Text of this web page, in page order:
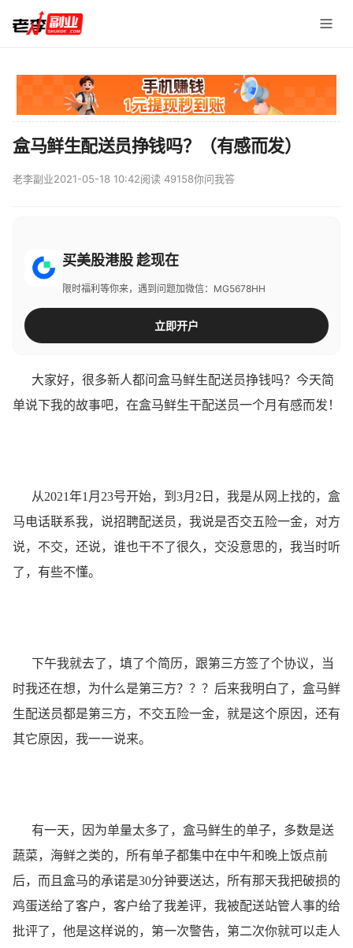
盒马鲜生配送员挣钱吗？（有感而发）
老李副业2021-05-18 10:42阅读 49158你问我答
买美股港股 趁现在
限时福利等你来，遇到问题加微信：MG5678HH
立即开户
大家好，很多新人都问盒马鲜生配送员挣钱吗？今天简
单说下我的故事吧，在盒马鲜生干配送员一个月有感而发！
从2021年1月23号开始，到3月2日，我是从网上找的，盒
马电话联系我，说招聘配送员，我说是否交五险一金，对方
说，不交，还说，谁也干不了很久，交没意思的，我当时听
了，有些不懂。
下午我就去了，填了个简历，跟第三方签了个协议，当
时我还在想，为什么是第三方？？？后来我明白了，盒马鲜
生配送员都是第三方，不交五险一金，就是这个原因，还有
其它原因，我一一说来。
有一天，因为单量太多了，盒马鲜生的单子，多数是送
蔬菜，海鲜之类的，所有单子都集中在中午和晚上饭点前
后，而且盒马的承诺是30分钟要送达，所有那天我把破损的
鸡蛋送给了客户，客户给了我差评，我被配送站管人事的给
批评了，他是这样说的，第一次警告，第二次你就可以走人